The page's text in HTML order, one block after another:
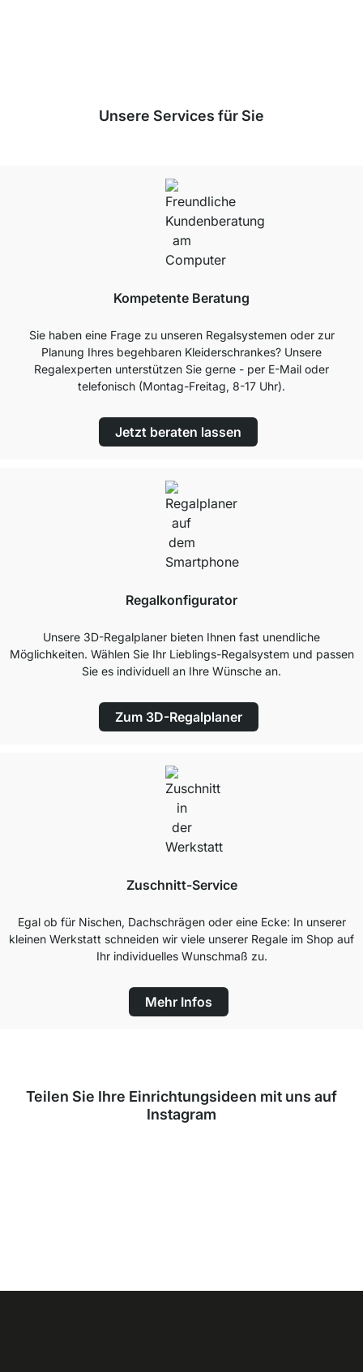
Unsere Services für Sie
Kompetente Beratung
Sie haben eine Frage zu unseren Regalsystemen oder zur
Planung Ihres begehbaren Kleiderschrankes? Unsere
Regalexperten unterstützen Sie gerne - per E-Mail oder
telefonisch (Montag-Freitag, 8-17 Uhr).
Jetzt beraten lassen
Regalkonfigurator
Unsere 3D-Regalplaner bieten Ihnen fast unendliche
Möglichkeiten. Wählen Sie Ihr Lieblings-Regalsystem und passen
Sie es individuell an Ihre Wünsche an.
Zum 3D-Regalplaner
Zuschnitt-Service
Egal ob für Nischen, Dachschrägen oder eine Ecke: In unserer
kleinen Werkstatt schneiden wir viele unserer Regale im Shop auf
Ihr individuelles Wunschmaß zu.
Mehr Infos
Teilen Sie Ihre Einrichtungsideen mit uns auf
Instagram